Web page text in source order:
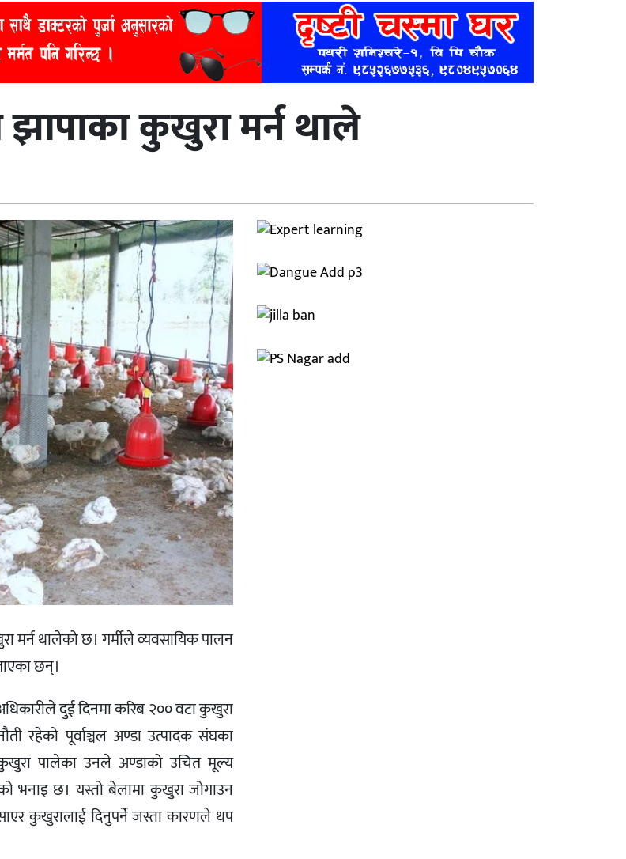
कुखुरा मर्न थाले
मर्न थालेको छ। गर्मीले व्यवसायिक पालन
छन्।
दुई दिनमा करिब २०० वटा कुखुरा
रहेको पूर्वाञ्चल अण्डा उत्पादक संघका
पालेका उनले अण्डाको उचित मूल्य
भनाइ छ। यस्तो बेलामा कुखुरा जोगाउन
कुखुरालाई दिनुपर्ने जस्ता कारणले थप